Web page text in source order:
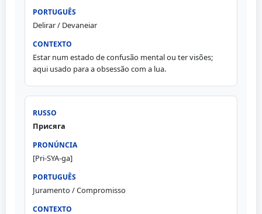
Delirar / Devaneiar
Estar num estado de confusão mental ou ter visões;
aqui usado para a obsessão com a lua.
Присяга
[Pri-SYA-ga]
Juramento / Compromisso